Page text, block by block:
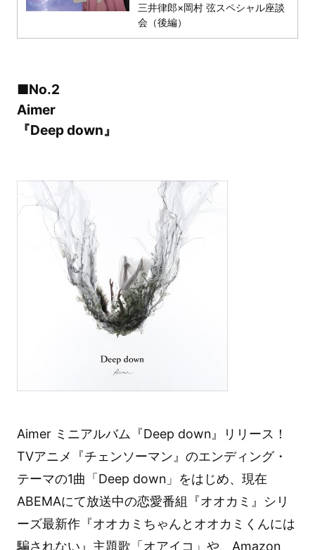
三井律郎×岡村 弦スペシャル座談
会（後編）
■No.2
Aimer
『Deep down』
Aimer ミニアルバム『Deep down』リリース！
TVアニメ『チェンソーマン』のエンディング・
テーマの1曲「Deep down」をはじめ、現在
ABEMAにて放送中の恋愛番組『オオカミ』シリ
ーズ最新作『オオカミちゃんとオオカミくんには
騙されない』主題歌「オアイコ」や、Amazon